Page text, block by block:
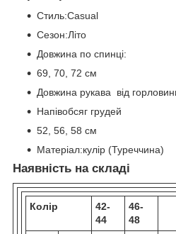
Стиль:Casual
Сезон:Літо
Довжина по спинці:
69, 70, 72 см
Довжина рукава від
Напівобсяг грудей
52, 56, 58 см
Матеріал:кулір (Туреччина)
Наявність на складі
Колір
42-
44
46-
48